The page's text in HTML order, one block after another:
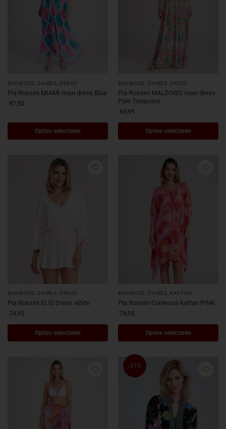
BADMODE DAMES DRESS
Pia Rossini MIAMI maxi dress Blue
87,50
Opties selecteren
BADMODE DAMES DRESS
Pia Rossini MALDIVES maxi dress
Pale Turquoise
69,95
Opties selecteren
BADMODE DAMES DRESS
Pia Rossini ELIS Dress white
74,95
Opties selecteren
BADMODE DAMES KAFTAN
Pia Rossini Contessa kaftan PINK
74,95
Opties selecteren
-31%